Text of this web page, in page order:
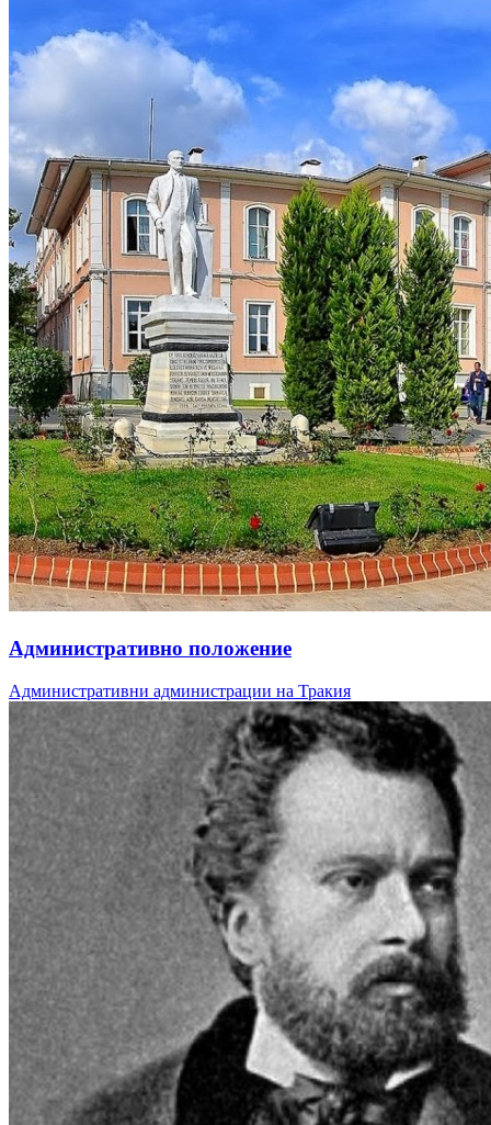
Административно положение
Административни администрации на Тракия